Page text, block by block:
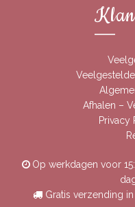
Afhalen –
Privacy
Op werkdagen voor
Gratis verzending